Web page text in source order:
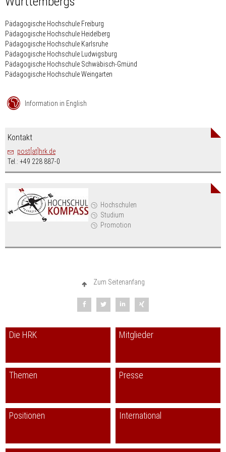
Pädagogische Hochschule Freiburg
Pädagogische Hochschule Heidelberg
Pädagogische Hochschule Karlsruhe
Pädagogische Hochschule Ludwigsburg
Pädagogische Hochschule Schwäbisch-Gmünd
Pädagogische Hochschule Weingarten
Hochschulen
Studium
Promotion
Information in English
Kontakt
post[at]hrk.de
Tel.: +49 228 887-0
Zum Seitenanfang
Die HRK Mitglieder
Themen Presse
Positionen International